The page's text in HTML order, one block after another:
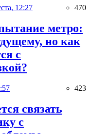
12:27 470
метро:
но как
с
423
связать
с